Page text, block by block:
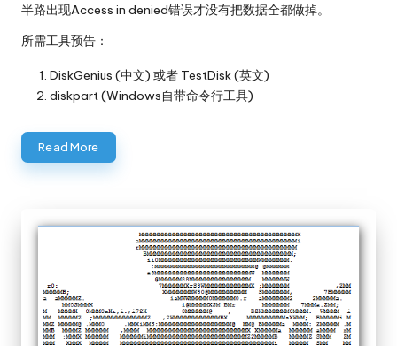
半路出现Access in denied错误才没有把数据全都做掉。
所需工具预告：
DiskGenius (中文) 或者 TestDisk(英文)
diskpart (Windows自带命令行工具)
Read More